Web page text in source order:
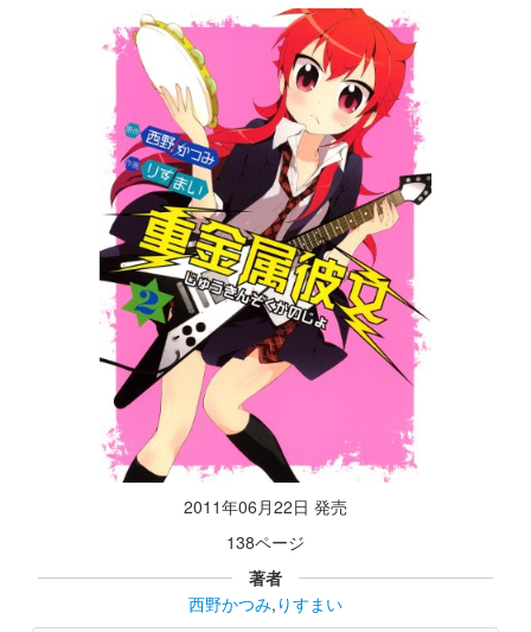
2011年06月22日 発売
138ページ
著者
西野かつみ, りすまい